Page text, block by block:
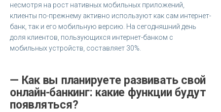
несмотря на рост нативных мобильных приложений,
клиенты по-прежнему активно используют как сам интернет-
банк, так и его мобильную версию. На сегодняшний день
доля клиентов, пользующихся интернет-банком с
мобильных устройств, составляет 30%.
— Как вы планируете развивать свой
онлайн-банкинг: какие функции будут
появляться?